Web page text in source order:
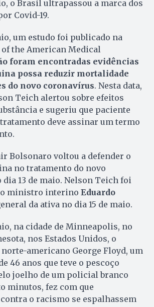
o Brasil ultrapassou a marca dos
Covid-19.
um estudo foi publicado na
the American Medical
foram encontradas evidências
possa reduzir mortalidade
do novo coronavírus. Nesta data,
Teich alertou sobre efeitos
e sugeriu que paciente
deve assinar um termo
Bolsonaro voltou a defender o
no tratamento do novo
13 de maio. Nelson Teich foi
ministro interino Eduardo
da ativa no dia 15 de maio.
na cidade de Minneapolis, no
nos Estados Unidos, o
americano George Floyd, um
46 anos que teve o pescoço
joelho de um policial branco
minutos, fez com que
o racismo se espalhassem